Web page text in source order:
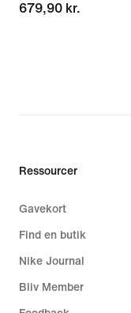
679,90 kr.
679,90 kr.
Ressourcer
Gavekort
Find en butik
Nike Journal
Bliv Member